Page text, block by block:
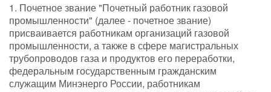
1. Почетное звание "Почетный работник газовой
промышленности" (далее - почетное звание)
присваивается работникам организаций газовой
промышленности, а также в сфере магистральных
трубопроводов газа и продуктов его переработки,
федеральным государственным гражданским
служащим Минэнерго России, работникам